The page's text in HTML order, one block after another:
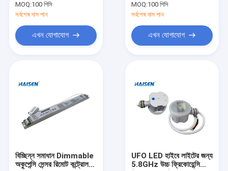
MOQ:100 পিসি
সর্বশেষ দাম পান
এখন যোগাযোগ
MOQ:100 পিসি
সর্বশেষ দাম পান
এখন যোগাযোগ
বিচ্ছিন্ন সমাধান Dimmable
অকুপেন্সি সেন্সর রিমোট কন্ট্রোল
UFO LED হাইবে লাইটের জন্য
5.8GHz উচ্চ ফ্রিকোয়েন্সি